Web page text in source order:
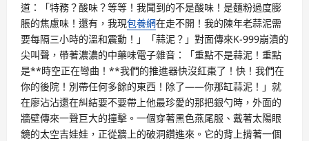
道：「特務？酸味？等等！我聞到的不是酸味！是麵粉過度膨
脹的焦慮味！還有，我現包養網在走不開！我的陳年老蒜泥需
要每隔三小時的溫和震動！」「蒜泥？」對面傳來K-999崩潰的
尖叫聲，帶著濃濃的中藥味電子雜音：「重點不是蒜泥！重點
是**時空正在彎曲！**我們的推進器快沒紅棗了！快！我們在
你的後院！別帶任何多餘的東西！除了——你那缸蒜泥！」就
在廖沾沾還在糾結要不要帶上他最珍愛的那把銀勺時，外面的
牆壁傳來一聲巨大的撞擊。一個穿著黑色燕尾服、戴著太陽眼
鏡的太空吉娃娃，正從牆上的破洞鑽進來。它的背上揹著一個